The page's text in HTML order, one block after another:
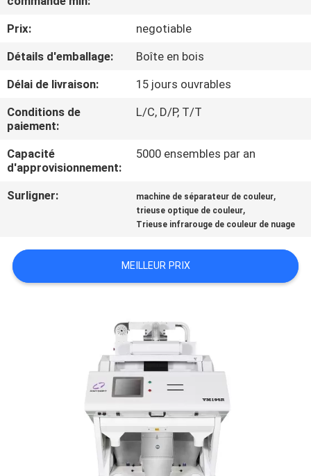
CONTRÔLE
DE
QUALITÉ
CONTACTEZ-
NOUS
NOUVELLES
UNE
CITATION
Prix:
negotiable
Détails d'emballage:
Boîte en bois
Délai de livraison:
15 jours ouvrables
Conditions de
paiement:
L/C, D/P, T/T
Capacité
d'approvisionnement:
5000 ensembles par an
Surligner: machine de séparateur de couleur,
trieuse optique de couleur,
Trieuse infrarouge de couleur de nuage
MEILLEUR PRIX